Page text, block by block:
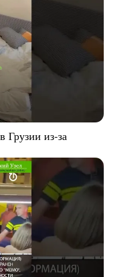
Грузии из-за